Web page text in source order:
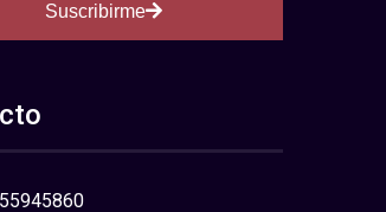
Suscribirme